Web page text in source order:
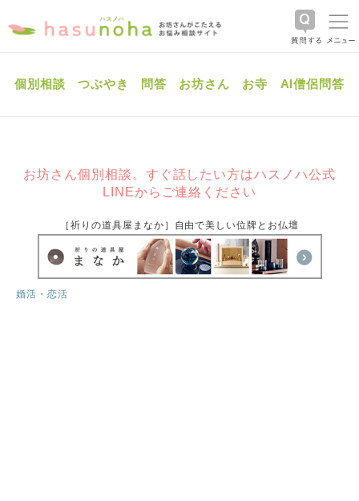
個別相談 つぶやき 問答 お坊さん お寺 AI僧侶問答
お坊さん個別相談。すぐ話したい方はハスノハ公式
LINEからご連絡ください
［祈りの道具屋まなか］自由で美しい位牌とお仏壇
婚活・恋活